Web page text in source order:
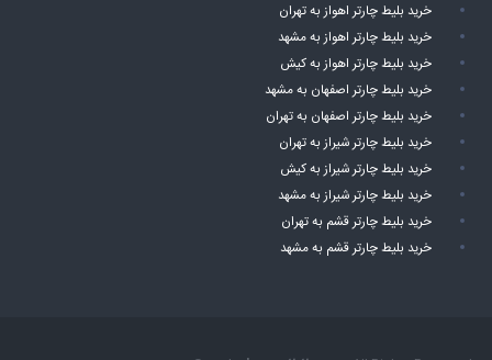
خرید بلیط چارتر اهواز به تهران
خرید بلیط چارتر اهواز به مشهد
خرید بلیط چارتر اهواز به کیش
خرید بلیط چارتر اصفهان به مشهد
خرید بلیط چارتر اصفهان به تهران
خرید بلیط چارتر شیراز به تهران
خرید بلیط چارتر شیراز به کیش
خرید بلیط چارتر شیراز به مشهد
خرید بلیط چارتر قشم به تهران
خرید بلیط چارتر قشم به مشهد